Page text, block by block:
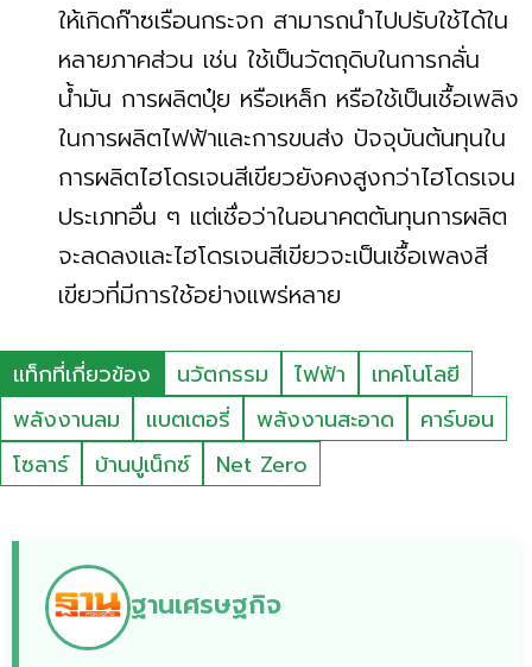
ให้เกิดก๊าซเรือนกระจก สามารถนำไปปรับใช้ได้ใน
หลายภาคส่วน เช่น ใช้เป็นวัตถุดิบในการกลั่น
น้ำมัน การผลิตปุ๋ย หรือเหล็ก หรือใช้เป็นเชื้อเพลิง
ในการผลิตไฟฟ้าและการขนส่ง ปัจจุบันต้นทุนใน
การผลิตไฮโดรเจนสีเขียวยังคงสูงกว่าไฮโดรเจน
ประเภทอื่น ๆ แต่เชื่อว่าในอนาคตต้นทุนการผลิต
จะลดลงและไฮโดรเจนสีเขียวจะเป็นเชื้อเพลงสี
เขียวที่มีการใช้อย่างแพร่หลาย
แท็กที่เกี่ยวข้อง นวัตกรรม ไฟฟ้า
เทคโนโลยี
พลังงานลม
แบตเตอรี่ พลังงานสะอาด
คาร์บอน
โซลาร์
บ้านปูเน็กซ์ Net Zero
ฐานเศรษฐกิจ